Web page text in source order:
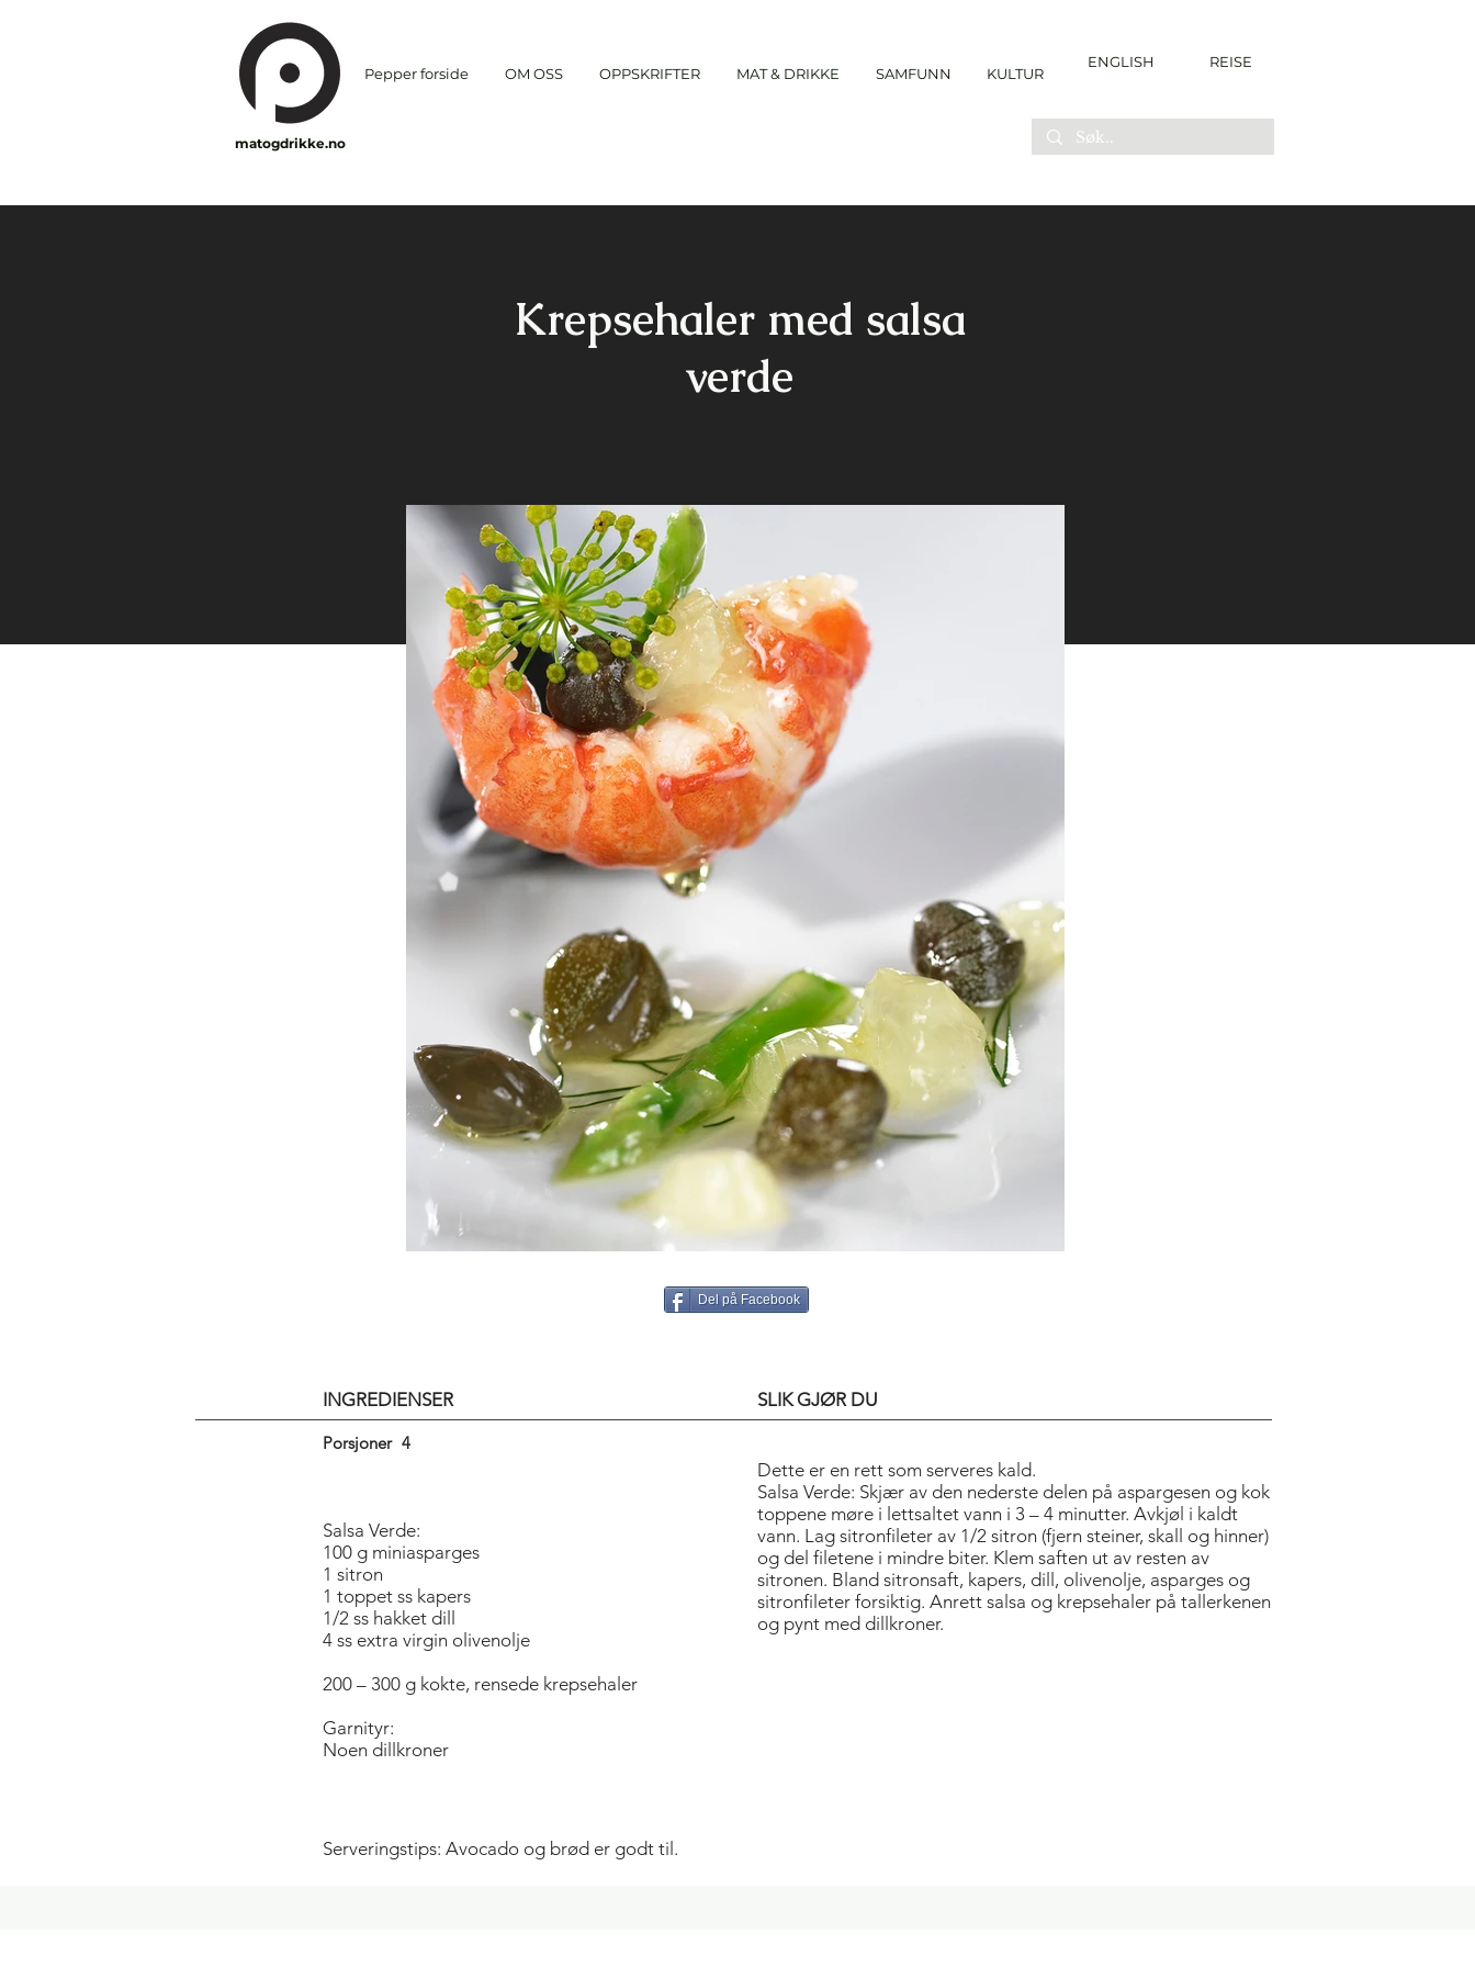
Pepper forside OM OSS OPPSKRIFTER MAT & DRIKKE SAMFUNN KULTUR
ENGLISH REISE
matogdrikke.no
Krepsehaler med salsa
verde
Del på Facebook
INGREDIENSER SLIK GJØR DU
Porsjoner 4
Salsa Verde:
100 g miniasparges
1 sitron
1 toppet ss kapers
1/2 ss hakket dill
4 ss extra virgin olivenolje
200 – 300 g kokte, rensede krepsehaler
Garnityr:
Noen dillkroner
Dette er en rett som serveres kald.
Salsa Verde: Skjær av den nederste delen på aspargesen og kok
toppene møre i lettsaltet vann i 3 – 4 minutter. Avkjøl i kaldt
vann. Lag sitronfileter av 1/2 sitron (fjern steiner, skall og hinner)
og del filetene i mindre biter. Klem saften ut av resten av
sitronen. Bland sitronsaft, kapers, dill, olivenolje, asparges og
sitronfileter forsiktig. Anrett salsa og krepsehaler på tallerkenen
og pynt med dillkroner.
Serveringstips: Avocado og brød er godt til.